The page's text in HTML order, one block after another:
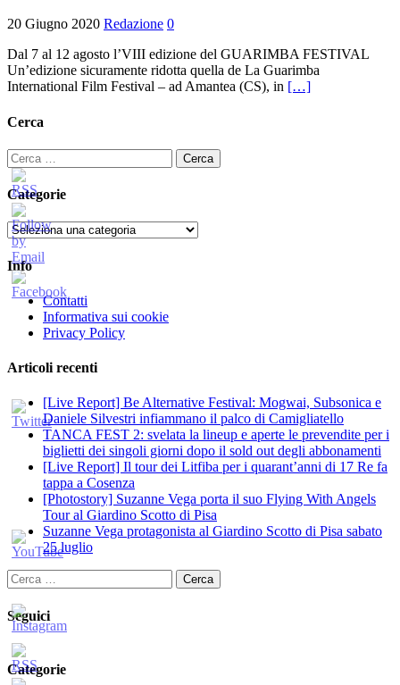
20 Giugno 2020 Redazione 0
Dal 7 al 12 agosto l’VIII edizione del GUARIMBA FESTIVAL
Un’edizione sicuramente ridotta quella de La Guarimba
International Film Festival – ad Amantea (CS), in […]
Cerca
Ricerca
per:
Categorie
Categorie
Info
Contatti
Informativa sui cookie
Privacy Policy
Articoli recenti
[Live Report] Be Alternative Festival: Mogwai, Subsonica e
Daniele Silvestri infiammano il palco di Camigliatello
TANCA FEST 2: svelata la lineup e aperte le prevendite per i
biglietti dei singoli giorni dopo il sold out degli abbonamenti
[Live Report] Il tour dei Litfiba per i quarant’anni di 17 Re fa
tappa a Cosenza
[Photostory] Suzanne Vega porta il suo Flying With Angels
Tour al Giardino Scotto di Pisa
Suzanne Vega protagonista al Giardino Scotto di Pisa sabato
25 luglio
Ricerca
per:
Seguici
Categorie